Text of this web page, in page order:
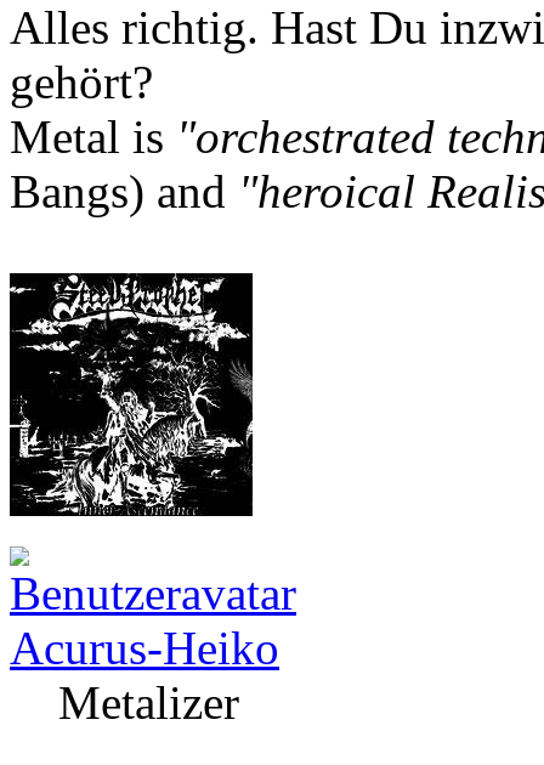
Alles richtig. Hast Du
gehört?
Metal is "orchestrated
Bangs) and "heroical
Acurus-Heiko
Metalizer